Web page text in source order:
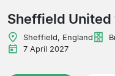
Sheffield
Sheffield, England
7 April 2027